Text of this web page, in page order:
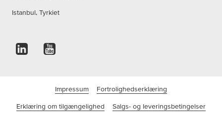
Istanbul, Tyrkiet
Impressum Fortrolighedserklæring
Erklæring om tilgængelighed Salgs- og leveringsbetingelser